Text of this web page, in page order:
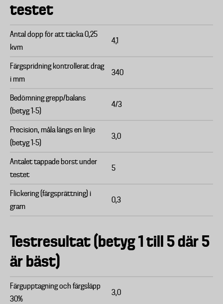
testet
Antal dopp för att täcka 0,25
kvm
4,1
Färgspridning kontrollerat drag
i mm
340
Bedömning grepp/balans
(betyg 1-5)
4/3
Precision, måla längs en linje
(betyg 1-5)
3,0
Antalet tappade borst under
testet
5
Flickering (färgsprättning) i
gram
0,3
Testresultat (betyg 1 till 5 där 5
är bäst)
Färgupptagning och färgsläpp
30%
3,0